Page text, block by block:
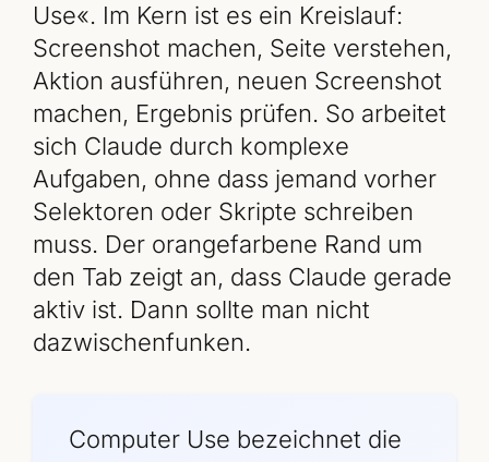
Use«. Im Kern ist es ein Kreislauf:
Screenshot machen, Seite verstehen,
Aktion ausführen, neuen Screenshot
machen, Ergebnis prüfen. So arbeitet
sich Claude durch komplexe
Aufgaben, ohne dass jemand vorher
Selektoren oder Skripte schreiben
muss. Der orangefarbene Rand um
den Tab zeigt an, dass Claude gerade
aktiv ist. Dann sollte man nicht
dazwischenfunken.
Computer Use bezeichnet die